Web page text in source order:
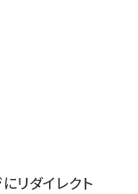
リダイレクト